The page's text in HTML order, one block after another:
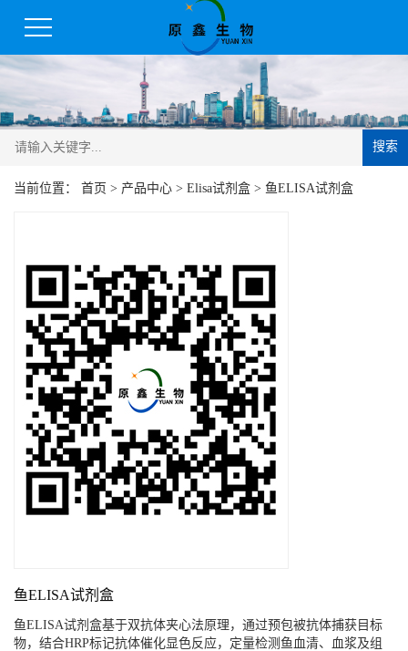
搜索
当前位置： 首页 > 产品中心 > Elisa试剂盒 > 鱼ELISA试剂盒
鱼ELISA试剂盒
鱼ELISA试剂盒基于双抗体夹心法原理，通过预包被抗体捕获目标
物，结合HRP标记抗体催化显色反应，定量检测鱼血清、血浆及组